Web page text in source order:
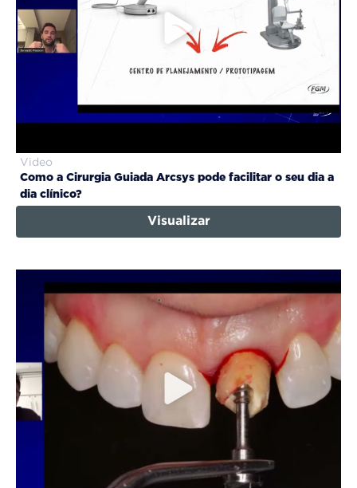
Video
Como a Cirurgia Guiada Arcsys pode facilitar o seu dia a
dia clínico?
Visualizar